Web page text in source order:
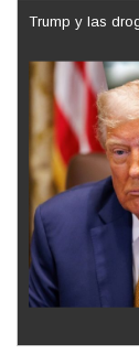
Trump y las